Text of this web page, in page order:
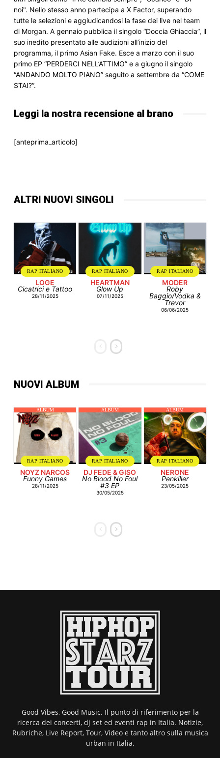
noi". Nello stesso anno partecipa a X Factor, superando
tutte le selezioni e aggiudicandosi la fase dei live nel team
di Morgan. A gennaio pubblica il singolo “Doccia Ghiaccia”, il
suo inedito presentato alle audizioni all’inizio del
programma, il primo Asian Fake. Esce a marzo con il suo
primo EP “PERDERCI NELL’ATTIMO” e a giugno il singolo
“ANDANDO MOLTO PIANO” seguito a settembre da “COME
STAI?”.
Leggi la nostra recensione al brano
[anteprima_articolo]
ALTRI NUOVI SINGOLI
RAP ITALIANO
LOGE
Cicatrici e Tattoo
28/11/2025
RAP ITALIANO
HEARTMAN
Glow Up
07/11/2025
RAP ITALIANO
MODER
Roby
Baggio/Vodka &
Trevor
06/06/2025
NUOVI ALBUM
ALBUM
RAP ITALIANO
NOYZ NARCOS
Funny Games
28/11/2025
ALBUM
RAP ITALIANO
DJ FEDE & GISO
No Blood No Foul
#3 EP
30/05/2025
ALBUM
RAP ITALIANO
NERONE
Penkiller
23/05/2025
Good Vibes, Good Music. Il punto di riferimento per la
ricerca dei concerti, dj set ed eventi rap in Italia. Notizie,
Rubriche, Live Report, Tour, Video e tanto altro sulla musica
urban in Italia.